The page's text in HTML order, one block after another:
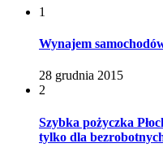
1
Wynajem
28 grudnia 2015
2
Szybka pożyczka
tylko dla